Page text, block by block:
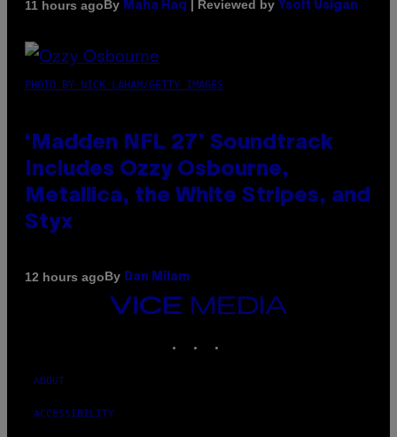
11 hours agoBy Maha Haq | Reviewed by Ysolt Usigan
PHOTO BY NICK LAHAM/GETTY IMAGES
‘Madden NFL 27’ Soundtrack
Includes Ozzy Osbourne,
Metallica, the White Stripes, and
Styx
12 hours agoBy Dan Milam
VICE
ABOUT
ACCESSIBILITY